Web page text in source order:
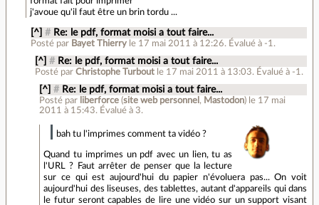
j'avoue qu'il faut être un brin tordu ...
[^] # Re: le pdf, format moisi a tout faire...
Posté par Bayet Thierry le 17 mai 2011 à 12:26. Évalué à -1 .
[^] # Re: le pdf, format moisi a tout faire...
Posté par Christophe Turbout le 17 mai 2011 à 13:03. Évalué à -1 .
[^] # Re: le pdf, format moisi a tout faire...
Posté par liberforce (site web personnel , Mastodon) le 17 mai
2011 à 15:43. Évalué à 3.
bah tu l'imprimes comment ta vidéo ?
Quand tu imprimes un pdf avec un lien, tu as
l'URL ? Faut arrêter de penser que la lecture
sur ce qui est aujourd'hui du papier n'évoluera pas... On voit
aujourd'hui des liseuses, des tablettes, autant d'appareils qui dans
le futur seront capables de lire une vidéo sur un support visant